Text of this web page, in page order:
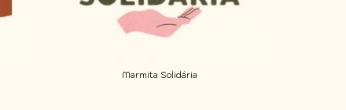
Marmita Solidária